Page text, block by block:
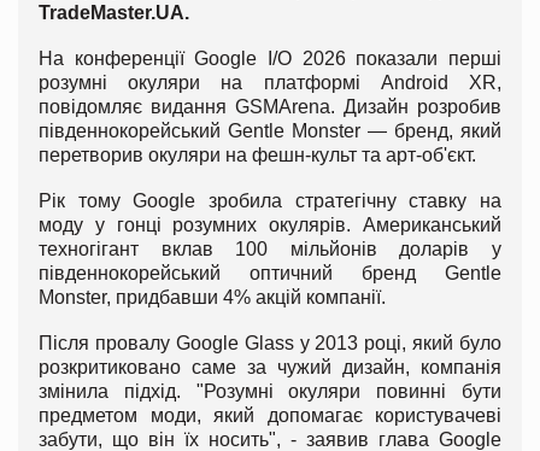
TradeMaster.UA.
На конференції Google I/O 2026 показали перші
розумні окуляри на платформі Android XR,
повідомляє видання GSMArena. Дизайн розробив
південнокорейський Gentle Monster — бренд, який
перетворив окуляри на фешн-культ та арт-об'єкт.
Рік тому Google зробила стратегічну ставку на
моду у гонці розумних окулярів. Американський
техногігант вклав 100 мільйонів доларів у
південнокорейський оптичний бренд Gentle
Monster, придбавши 4% акцій компанії.
Після провалу Google Glass у 2013 році, який було
розкритиковано саме за чужий дизайн, компанія
змінила підхід. "Розумні окуляри повинні бути
предметом моди, який допомагає користувачеві
забути, що він їх носить", - заявив глава Google